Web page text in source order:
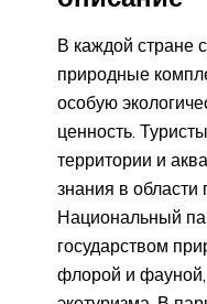
В каждой стране
природные
особую
ценность.
территории и
знания в
Национальный
государством
флорой и фауной,